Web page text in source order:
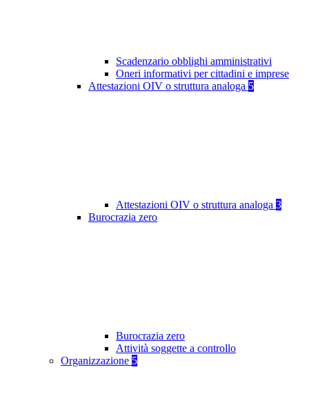
Scadenzario obblighi amministrativi
Oneri informativi per cittadini e imprese
Attestazioni OIV o struttura analoga 5
Attestazioni OIV o struttura analoga 3
Burocrazia zero
Burocrazia zero
Attività soggette a controllo
Organizzazione 5